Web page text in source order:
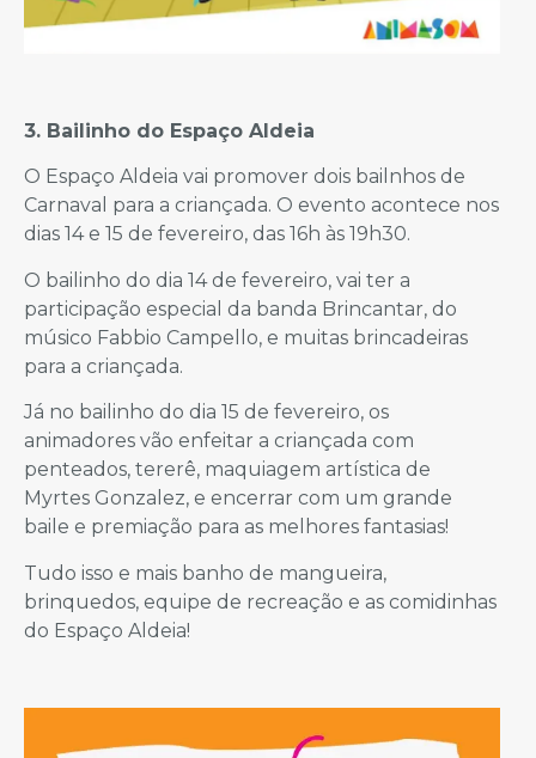
3. Bailinho do Espaço Aldeia
O Espaço Aldeia vai promover dois bailnhos de
Carnaval para a criançada. O evento acontece nos
dias 14 e 15 de fevereiro, das 16h às 19h30.
O bailinho do dia 14 de fevereiro, vai ter a
participação especial da banda Brincantar, do
músico Fabbio Campello, e muitas brincadeiras
para a criançada.
Já no bailinho do dia 15 de fevereiro, os
animadores vão enfeitar a criançada com
penteados, tererê, maquiagem artística de
Myrtes Gonzalez, e encerrar com um grande
baile e premiação para as melhores fantasias!
Tudo isso e mais banho de mangueira,
brinquedos, equipe de recreação e as comidinhas
do Espaço Aldeia!